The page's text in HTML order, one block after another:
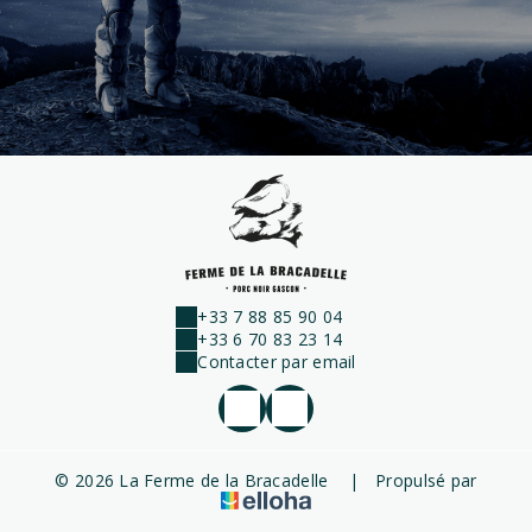
+33 7 88 85 90 04
+33 6 70 83 23 14
Contacter par email
© 2026 La Ferme de la Bracadelle | Propulsé par